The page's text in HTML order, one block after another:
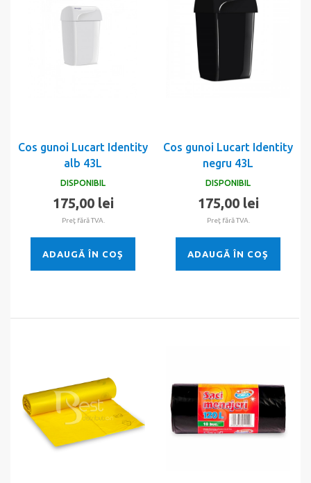
Cos gunoi Lucart Identity
alb 43L
DISPONIBIL
175,00 lei
Preţ fără TVA.
ADAUGĂ ÎN COŞ
Cos gunoi Lucart Identity
negru 43L
DISPONIBIL
175,00 lei
Preţ fără TVA.
ADAUGĂ ÎN COŞ